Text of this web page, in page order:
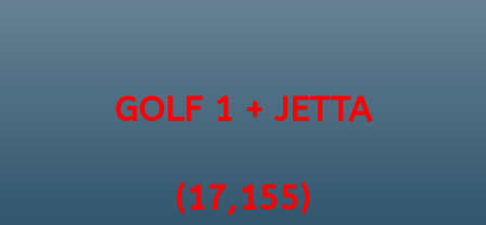
GOLF 1 + JETTA
(17,155)